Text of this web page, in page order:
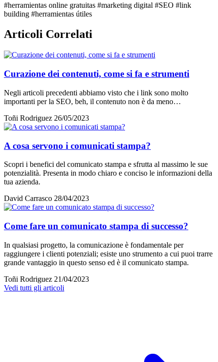
#herramientas online gratuitas #marketing digital #SEO #link
building #herramientas útiles
Articoli Correlati
Curazione dei contenuti, come si fa e strumenti
Negli articoli precedenti abbiamo visto che i link sono molto
importanti per la SEO, beh, il contenuto non è da meno…
Toñi Rodriguez 26/05/2023
A cosa servono i comunicati stampa?
Scopri i benefici del comunicato stampa e sfrutta al massimo le sue
potenzialità. Presenta in modo chiaro e conciso le informazioni della
tua azienda.
David Carrasco 28/04/2023
Come fare un comunicato stampa di successo?
In qualsiasi progetto, la comunicazione è fondamentale per
raggiungere i clienti potenziali; esiste uno strumento a cui puoi trarre
grande vantaggio in questo senso ed è il comunicato stampa.
Toñi Rodriguez 21/04/2023
Vedi tutti gli articoli